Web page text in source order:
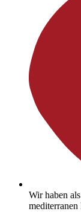
Wir haben